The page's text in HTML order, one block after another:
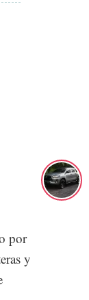
por
y